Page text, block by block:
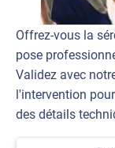
Offrez-vous la
pose
Validez avec
l'intervention
des détails